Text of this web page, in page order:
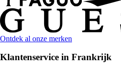
Ontdek al onze merken
Klantenservice in Frankrijk